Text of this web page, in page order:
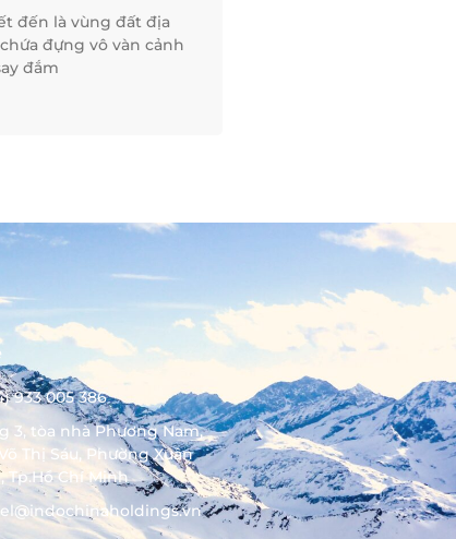
đến là vùng đất địa
đựng vô vàn cảnh
đắm
933 005 386
3, tòa nhà Phương Nam,
Thị Sáu, Phường Xuân
Tp.Hồ Chí Minh